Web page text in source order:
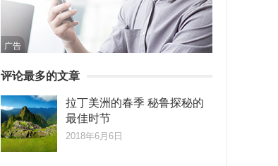
广告
评论最多的文章
拉丁美洲的春季 秘鲁探秘的
最佳时节
2018年6月6日